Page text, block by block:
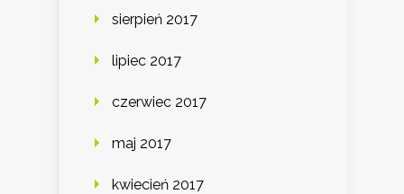
sierpień 2017
lipiec 2017
czerwiec 2017
maj 2017
kwiecień 2017